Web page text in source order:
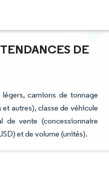
DE
camions de tonnage
autres), classe de véhicule
de vente (concessionnaire
et de volume (unités).